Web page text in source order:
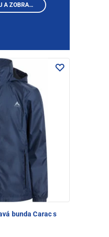
bunda Carac s
VYBRAT PRODEJNU A ZOBRAZIT PRODUKTY